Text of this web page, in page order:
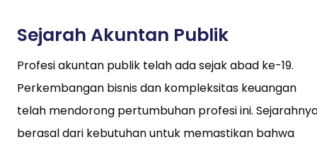
Sejarah Akuntan Publik
Profesi akuntan publik telah ada sejak abad ke-19.
Perkembangan bisnis dan kompleksitas keuangan
telah mendorong pertumbuhan profesi ini.
berasal dari kebutuhan untuk memastikan bahwa